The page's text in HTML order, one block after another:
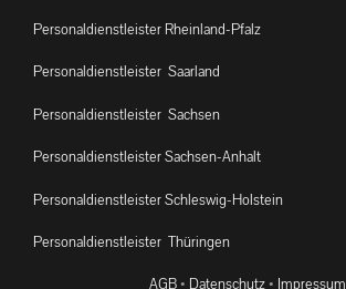
Personaldienstleister Rheinland-Pfalz
Personaldienstleister Saarland
Personaldienstleister Sachsen
Personaldienstleister Sachsen-Anhalt
Personaldienstleister Schleswig-Holstein
Personaldienstleister Thüringen
AGB• Datenschutz• Impressum